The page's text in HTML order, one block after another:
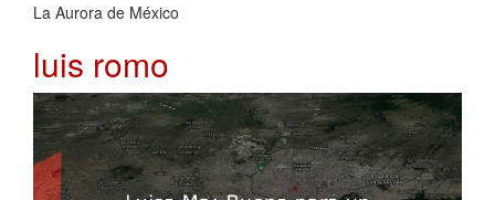
La Aurora de México
luis romo